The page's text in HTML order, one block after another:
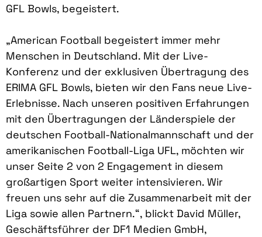
GFL Bowls, begeistert.
„American Football begeistert immer mehr
Menschen in Deutschland. Mit der Live-
Konferenz und der exklusiven Übertragung des
ERIMA GFL Bowls, bieten wir den Fans neue Live-
Erlebnisse. Nach unseren positiven Erfahrungen
mit den Übertragungen der Länderspiele der
deutschen Football-Nationalmannschaft und der
amerikanischen Football-Liga UFL, möchten wir
unser Seite 2 von 2 Engagement in diesem
großartigen Sport weiter intensivieren. Wir
freuen uns sehr auf die Zusammenarbeit mit der
Liga sowie allen Partnern.“, blickt David Müller,
Geschäftsführer der DF1 Medien GmbH,